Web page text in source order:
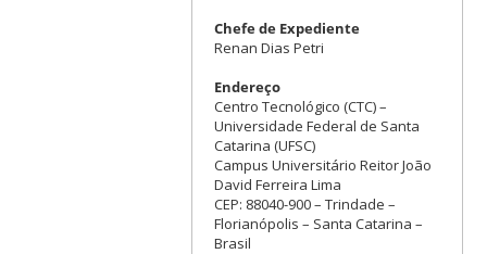
Chefe de Expediente
Renan Dias Petri
Endereço
Centro Tecnológico (CTC) –
Universidade Federal de Santa
Catarina (UFSC)
Campus Universitário Reitor João
David Ferreira Lima
CEP: 88040-900 – Trindade –
Florianópolis – Santa Catarina –
Brasil